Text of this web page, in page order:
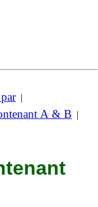
|
A & B |